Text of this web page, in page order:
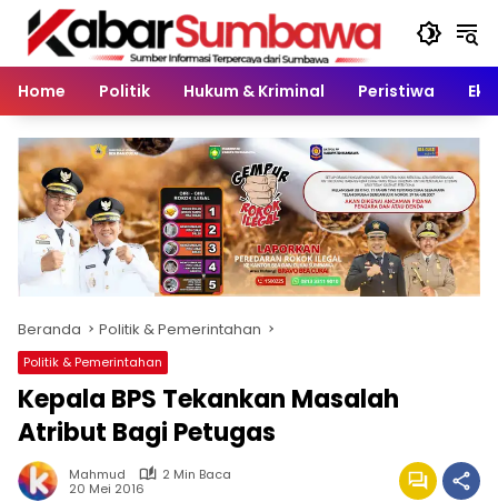
Langsung
konten
Home
Politik Hukum & Kriminal Peristiwa
Beranda Politik & Pemerintahan
Politik & Pemerintahan
Kepala BPS Tekankan Masalah
Atribut Bagi Petugas
Mahmud
2 Min Baca
20 Mei 2016